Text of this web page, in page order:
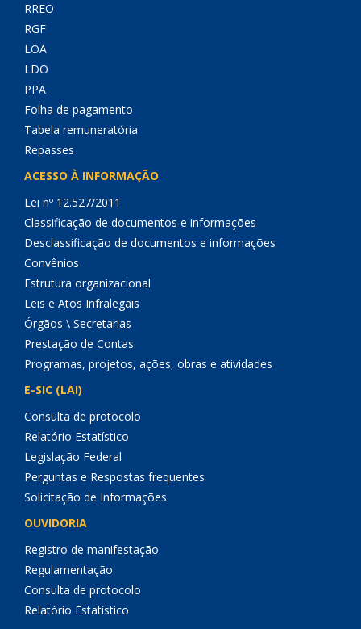
RREO
RGF
LOA
LDO
PPA
Folha de pagamento
Tabela remuneratória
Repasses
ACESSO À INFORMAÇÃO
Lei nº 12.527/2011
Classificação de documentos e informações
Desclassificação de documentos e informações
Convênios
Estrutura organizacional
Leis e Atos Infralegais
Órgãos \ Secretarias
Prestação de Contas
Programas, projetos, ações, obras e atividades
E-SIC (LAI)
Consulta de protocolo
Relatório Estatístico
Legislação Federal
Perguntas e Respostas frequentes
Solicitação de Informações
OUVIDORIA
Registro de manifestação
Regulamentação
Consulta de protocolo
Relatório Estatístico